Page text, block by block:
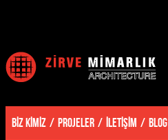
BİZ KİMİZ PROJELER İLETİŞİM BLOG